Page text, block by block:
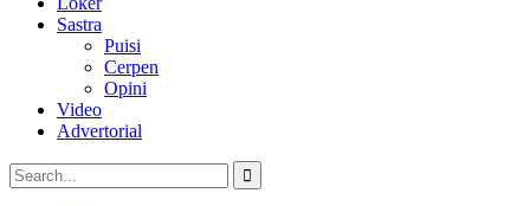
Sastra
Puisi
Cerpen
Opini
Video
Advertorial